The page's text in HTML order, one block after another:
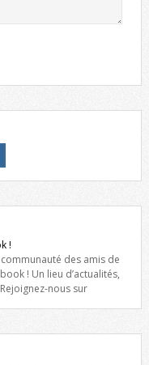
!
des amis de
! Un lieu d’actualités,
nous sur